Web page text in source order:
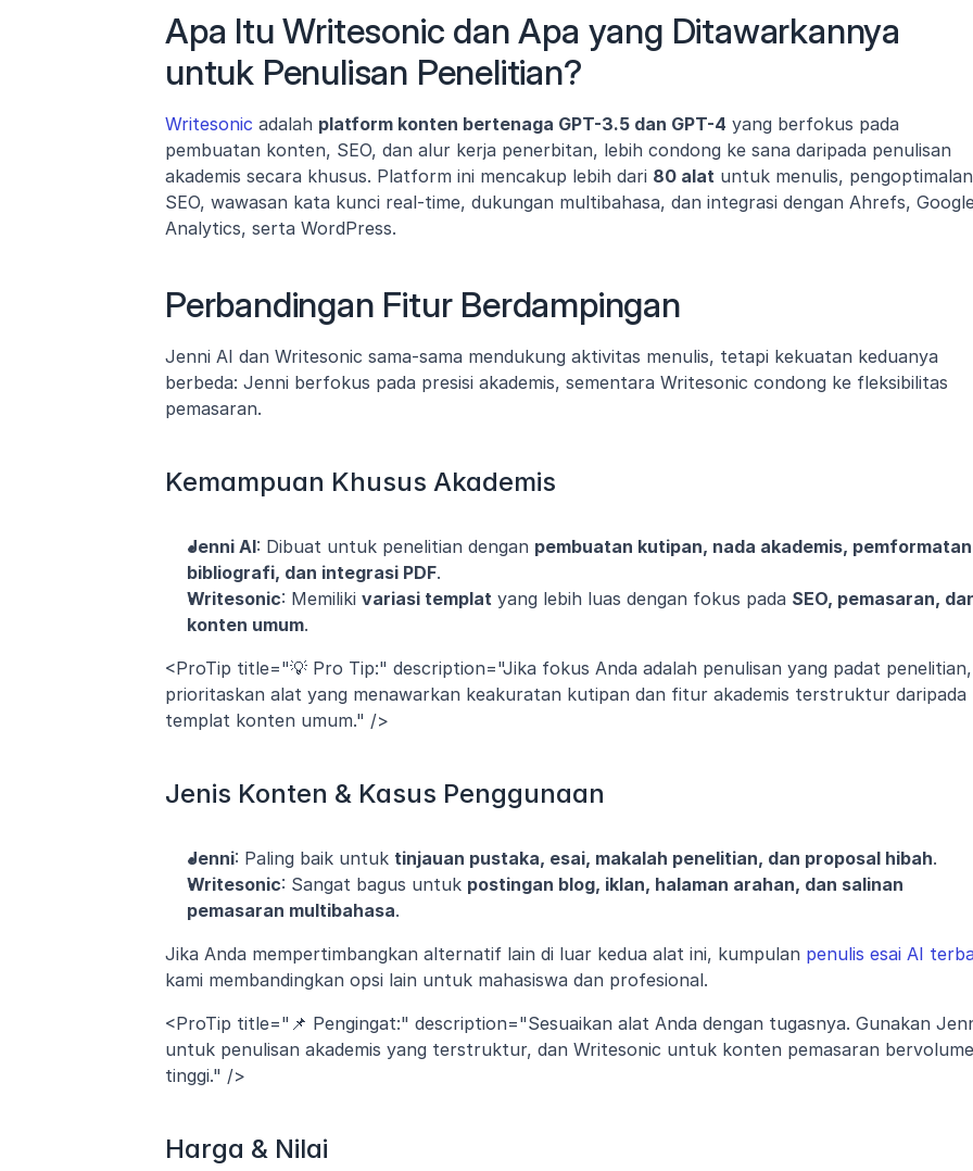
Apa Itu Writesonic dan Apa yang Ditawarkannya
untuk Penulisan Penelitian?
Writesonic adalah platform konten bertenaga GPT-3.5 dan GPT-4 yang berfokus pada
pembuatan konten, SEO, dan alur kerja penerbitan, lebih condong ke sana daripada penulisan
akademis secara khusus. Platform ini mencakup lebih dari 80 alat untuk menulis, pengoptimalan
SEO, wawasan kata kunci real-time, dukungan multibahasa, dan integrasi dengan Ahrefs,
Analytics, serta WordPress.
Perbandingan Fitur Berdampingan
Jenni AI dan Writesonic sama-sama mendukung aktivitas menulis, tetapi kekuatan keduanya
berbeda: Jenni berfokus pada presisi akademis, sementara Writesonic condong ke fleksibilitas
pemasaran.
Kemampuan Khusus Akademis
Jenni AI: Dibuat untuk penelitian dengan pembuatan kutipan, nada akademis, pemformatan
bibliografi, dan integrasi PDF.
Writesonic: Memiliki variasi templat yang lebih luas dengan fokus pada SEO, pemasaran,
konten umum.
<ProTip title="💡 Pro Tip:" description="Jika fokus Anda adalah penulisan yang padat penelitian,
prioritaskan alat yang menawarkan keakuratan kutipan dan fitur akademis terstruktur daripada
templat konten umum." />
Jenis Konten & Kasus Penggunaan
Jenni: Paling baik untuk tinjauan pustaka, esai, makalah penelitian, dan proposal hibah.
Writesonic: Sangat bagus untuk postingan blog, iklan, halaman arahan, dan salinan
pemasaran multibahasa.
Jika Anda mempertimbangkan alternatif lain di luar kedua alat ini, kumpulan penulis esai AI
kami membandingkan opsi lain untuk mahasiswa dan profesional.
<ProTip title="📌 Pengingat:" description="Sesuaikan alat Anda dengan tugasnya. Gunakan
untuk penulisan akademis yang terstruktur, dan Writesonic untuk konten pemasaran bervolume
tinggi." />
Harga & Nilai